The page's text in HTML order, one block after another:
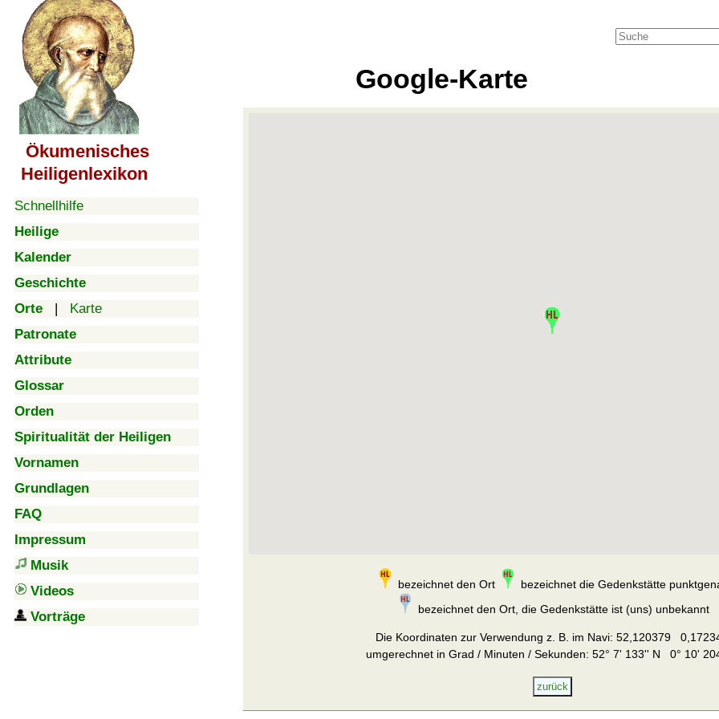
Ökumenisches
Heiligenlexikon
Schnellhilfe
Heilige
Kalender
Geschichte
Orte | Karte
Patronate
Attribute
Glossar
Orden
Spiritualität der Heiligen
Vornamen
Grundlagen
FAQ
Impressum
Musik
Videos
Vorträge
Google-Karte
bezeichnet den Ort
bezeichnet die Gedenkstätte
bezeichnet den Ort, die Gedenkstätte ist (uns) unbekannt
Die Koordinaten zur Verwendung z. B. im Navi: 52,120379
umgerechnet in Grad / Minuten / Sekunden: 52° 7' 133'' N 0° 10'